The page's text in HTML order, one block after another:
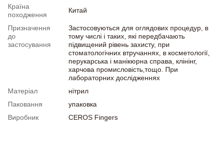
Країна
походження
Китай
Призначення
до
застосування
Застосовуються для оглядових процедур, в
тому числі і таких, які передбачають
підвищений рівень захисту, при
стоматологічних втручаннях, в косметології,
перукарська і манікюрна справа, клінінг,
харчова промисловість,тощо. При
лабораторних дослідженнях
Матеріал
нітрил
Паковання
упаковка
Виробник
CEROS Fingers